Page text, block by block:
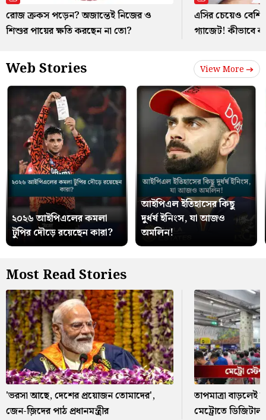
রোজ ক্রকস পড়েন? অজান্তেই নিজের ও
শিশুর পায়ের ক্ষতি করছেন না তো?
এসির চেয়েও বেশি
গ্যাজেট! কীভাবে
Web Stories View More
২০২৬ আইপিএলের কমলা
টুপির দৌড়ে রয়েছেন কারা?
আইপিএল ইতিহাসের কিছু
দুর্ধর্ষ ইনিংস, যা আজও
অমলিন!
Most Read Stories
'ভরসা আছে, দেশের প্রয়োজন তোমাদের',
জেন-জ়িদের পাঠ প্রধানমন্ত্রীর
তাপমাত্রা বাড়লেই
মেট্রোতে ডিজিটাল